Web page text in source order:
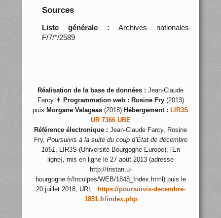
Sources
Liste générale : Archives nationales
F/7/*/2589
Réalisation de la base de données : Jean-Claude
Farcy ✝ Programmation web : Rosine Fry(2013)
puis Morgane Valageas (2018) Hébergement : LIR3S
UR 7366 UBE
Référence électronique : Jean-Claude Farcy, Rosine
Fry, Poursuivis à la suite du coup d’État de décembre
1851, LIR3S (Université Bourgogne Europe), [En
ligne], mis en ligne le 27 août 2013 (adresse
http://tristan.u-
bourgogne.fr/Inculpes/WEB/1848_Index.html) puis le
20 juillet 2018, URL : https://poursuivis-decembre-
1851.fr/index.php